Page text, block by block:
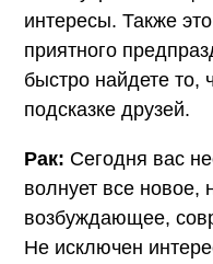
интересы. Также
приятного
быстро найдете то,
подсказке друзей.
Рак: Сегодня вас
волнует все новое,
возбуждающее,
Не исключен